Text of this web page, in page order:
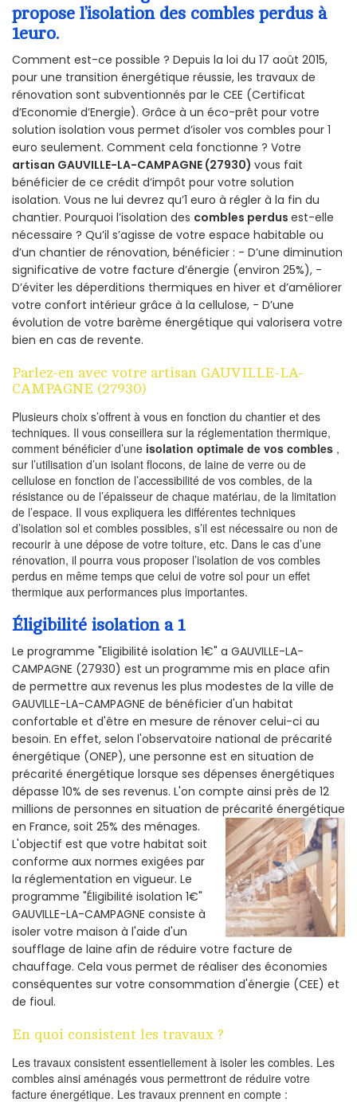
propose l’isolation des combles perdus à
1euro.
Comment est-ce possible ? Depuis la loi du 17 août 2015,
pour une transition énergétique réussie, les travaux de
rénovation sont subventionnés par le CEE (Certificat
d’Economie d’Energie). Grâce à un éco-prêt pour votre
solution isolation vous permet d’isoler vos combles pour 1
euro seulement. Comment cela fonctionne ? Votre
artisan GAUVILLE-LA-CAMPAGNE (27930) vous fait
bénéficier de ce crédit d’impôt pour votre solution
isolation. Vous ne lui devrez qu’1 euro à régler à la fin du
chantier. Pourquoi l’isolation des combles perdus est-elle
nécessaire ? Qu’il s’agisse de votre espace habitable ou
d’un chantier de rénovation, bénéficier : - D’une diminution
significative de votre facture d’énergie (environ 25%), -
D’éviter les déperditions thermiques en hiver et d’améliorer
votre confort intérieur grâce à la cellulose, - D’une
évolution de votre barème énergétique qui valorisera votre
bien en cas de revente.
Parlez-en avec votre artisan GAUVILLE-LA-
CAMPAGNE (27930)
Plusieurs choix s’offrent à vous en fonction du chantier et des
techniques. Il vous conseillera sur la réglementation thermique,
comment bénéficier d’une isolation optimale de vos combles ,
sur l’utilisation d’un isolant flocons, de laine de verre ou de
cellulose en fonction de l’accessibilité de vos combles, de la
résistance ou de l’épaisseur de chaque matériau, de la limitation
de l’espace. Il vous expliquera les différentes techniques
d’isolation sol et combles possibles, s’il est nécessaire ou non de
recourir à une dépose de votre toiture, etc. Dans le cas d’une
rénovation, il pourra vous proposer l’isolation de vos combles
perdus en même temps que celui de votre sol pour un effet
thermique aux performances plus importantes.
Éligibilité isolation a 1
Le programme "Eligibilité isolation 1€" a GAUVILLE-LA-
CAMPAGNE (27930) est un programme mis en place afin
de permettre aux revenus les plus modestes de la ville de
GAUVILLE-LA-CAMPAGNE de bénéficier d'un habitat
confortable et d'être en mesure de rénover celui-ci au
besoin. En effet, selon l'observatoire national de précarité
énergétique (ONEP), une personne est en situation de
précarité énergétique lorsque ses dépenses énergétiques
dépasse 10% de ses revenus. L'on compte ainsi près de 12
millions de personnes en situation de précarité énergétique
en France, soit 25% des ménages.
L'objectif est que votre habitat soit
conforme aux normes exigées par
la réglementation en vigueur. Le
programme "Éligibilité isolation 1€"
GAUVILLE-LA-CAMPAGNE consiste à
isoler votre maison à l'aide d'un
soufflage de laine afin de réduire votre facture de
chauffage. Cela vous permet de réaliser des économies
conséquentes sur votre consommation d'énergie (CEE) et
de fioul.
En quoi consistent les travaux ?
Les travaux consistent essentiellement à isoler les combles. Les
combles ainsi aménagés vous permettront de réduire votre
facture énergétique. Les travaux prennent en compte :